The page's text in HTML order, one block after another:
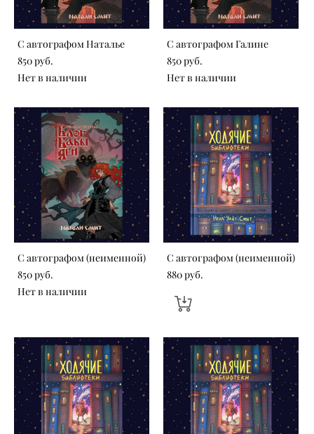
С автографом Наталье
850 pуб.
Нет в наличии
С автографом Галине
850 pуб.
Нет в наличии
С автографом (неименной)
850 pуб.
Нет в наличии
С автографом (неименной)
880 pуб.